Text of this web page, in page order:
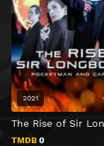
The Rise of Sir
TMDB 0
2021